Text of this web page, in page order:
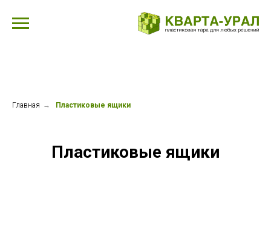
Главная → Пластиковые ящики
Пластиковые ящики